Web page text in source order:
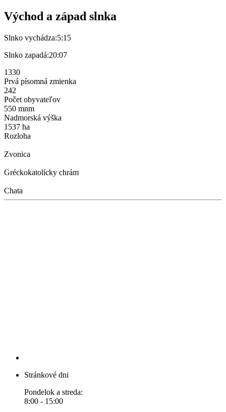
Východ a západ slnka
Slnko vychádza:5:15
Slnko zapadá:20:07
1330
Prvá písomná zmienka
242
Počet obyvateľov
550 mnm
Nadmorská výška
1537 ha
Rozloha
Zvonica
Gréckokatolícky chrám
Chata
Stránkové dni
Pondelok a streda:
8:00 - 15:00